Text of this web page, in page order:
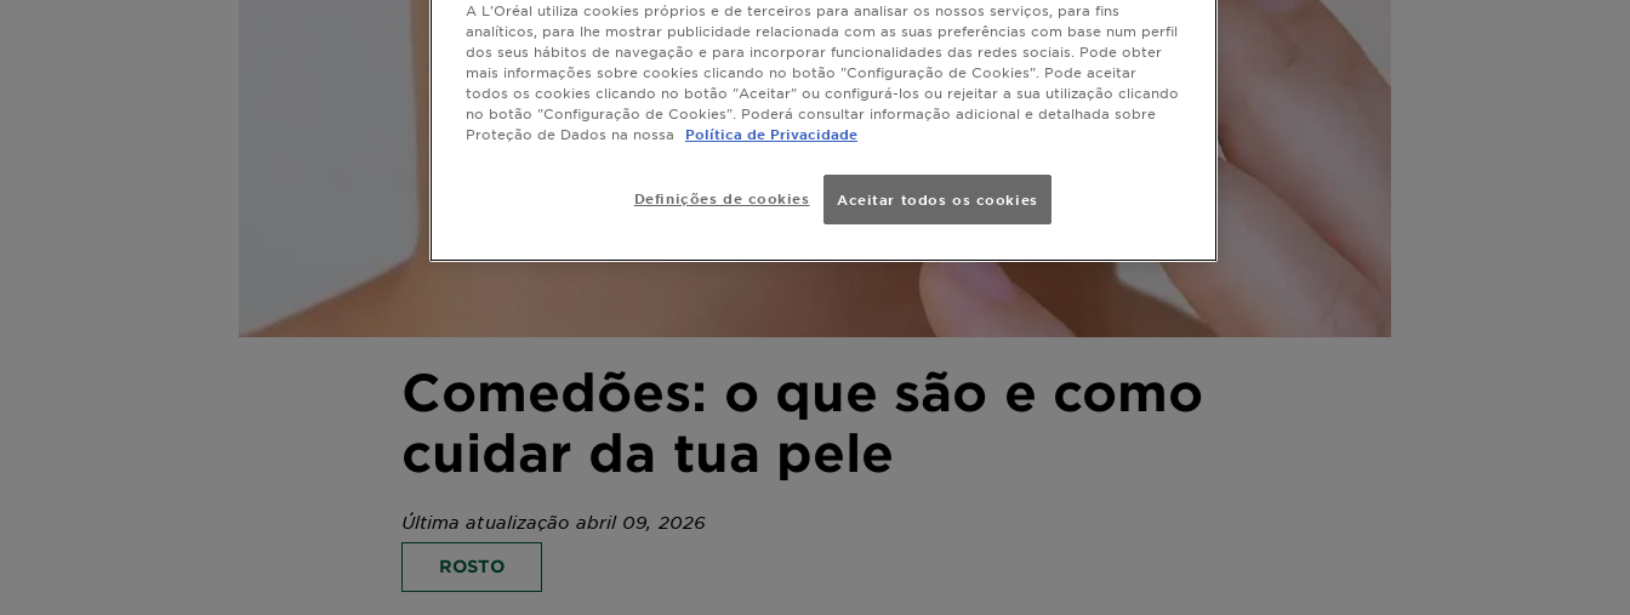
Comedões: o que são e como
cuidar da tua pele
Última atualização abril 09, 2026
ROSTO
A L'Oréal utiliza cookies próprios e de terceiros para analisar os nossos serviços, para fins
analíticos, para lhe mostrar publicidade relacionada com as suas preferências com base num perfil
dos seus hábitos de navegação e para incorporar funcionalidades das redes sociais. Pode obter
mais informações sobre cookies clicando no botão "Configuração de Cookies". Pode aceitar
todos os cookies clicando no botão "Aceitar" ou configurá-los ou rejeitar a sua utilização clicando
no botão "Configuração de Cookies". Poderá consultar informação adicional e detalhada sobre
Proteção de Dados na nossa
Política de Privacidade
Definições de cookies Aceitar todos os cookies